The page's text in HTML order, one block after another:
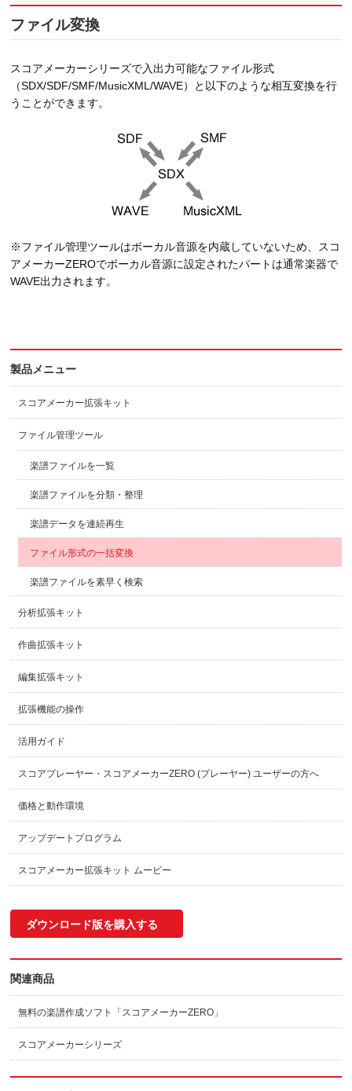
ファイル変換
スコアメーカーシリーズで入出力可能なファイル形式
（SDX/SDF/SMF/MusicXML/WAVE）と以下のような相互変換を行
うことができます。
※ファイル管理ツールはボーカル音源を内蔵していないため、スコ
アメーカーZEROでボーカル音源に設定されたパートは通常楽器で
WAVE出力されます。
製品メニュー
スコアメーカー拡張キット
ファイル管理ツール
楽譜ファイルを一覧
楽譜ファイルを分類・整理
楽譜データを連続再生
ファイル形式の一括変換
楽譜ファイルを素早く検索
分析拡張キット
作曲拡張キット
編集拡張キット
拡張機能の操作
活用ガイド
スコアプレーヤー・スコアメーカーZERO (プレーヤー) ユーザーの方へ
価格と動作環境
アップデートプログラム
スコアメーカー拡張キット ムービー
ダウンロード版を購入する
関連商品
無料の楽譜作成ソフト「スコアメーカーZERO」
スコアメーカーシリーズ